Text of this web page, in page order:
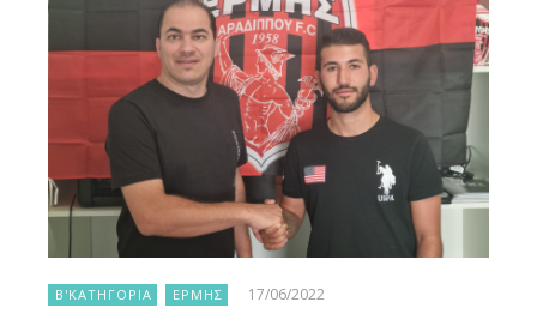
Β'ΚΑΤΗΓΟΡΙΑ ΕΡΜΗΣ 17/06/2022